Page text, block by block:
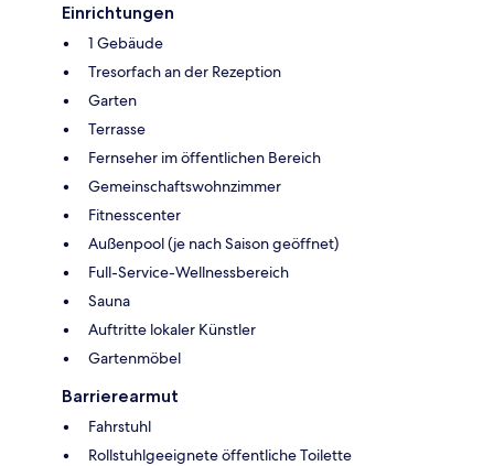
Einrichtungen
1 Gebäude
Tresorfach an der Rezeption
Garten
Terrasse
Fernseher im öffentlichen Bereich
Gemeinschaftswohnzimmer
Fitnesscenter
Außenpool (je nach Saison geöffnet)
Full-Service-Wellnessbereich
Sauna
Auftritte lokaler Künstler
Gartenmöbel
Barrierearmut
Fahrstuhl
Rollstuhlgeeignete öffentliche Toilette